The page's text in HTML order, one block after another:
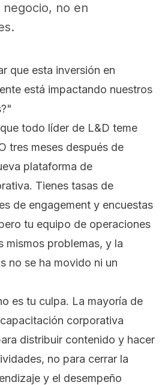
no en
que esta inversión en
está impactando nuestros
todo líder de L&D teme
tres meses después de
plataforma de
Tienes tasas de
de engagement y encuestas
tu equipo de operaciones
mismos problemas, y la
no se ha movido ni un
es tu culpa. La mayoría de
corporativa
distribuir contenido y hacer
no para cerrar la
y el desempeño